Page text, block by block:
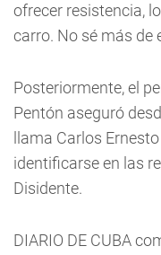
ofrecer resistencia,
carro. No sé más de
Posteriormente, el
Pentón aseguró
llama Carlos
identificarse en las
Disidente.
DIARIO DE CUBA